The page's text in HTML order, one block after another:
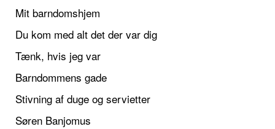
Mit barndomshjem
Du kom med alt det der var dig
Tænk, hvis jeg var
Barndommens gade
Stivning af duge og servietter
Søren Banjomus